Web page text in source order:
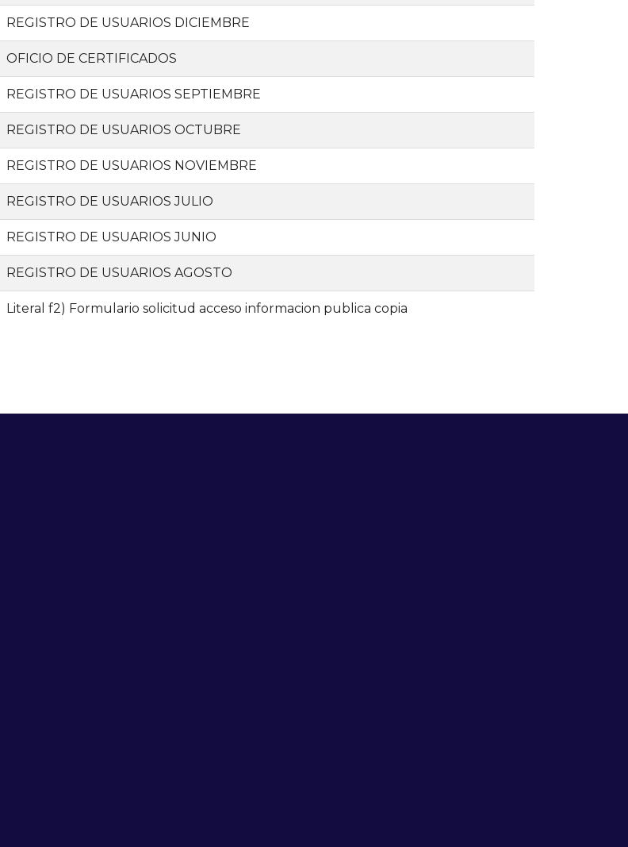
c
e
n
o
p
d
REGISTRO DE USUARIOS DICIEMBRE
d
c
e
n
o
OFICIO DE CERTIFICADOS
p
d
REGISTRO DE USUARIOS SEPTIEMBRE
pREGISTRO DE USUARIOS OCTUBRE
p
d
REGISTRO DE USUARIOS NOVIEMBRE
pREGISTRO DE USUARIOS JULIO
p
d
REGISTRO DE USUARIOS JUNIO
pREGISTRO DE USUARIOS AGOSTO
pLiteral f2) Formulario solicitud acceso informacion publica copia